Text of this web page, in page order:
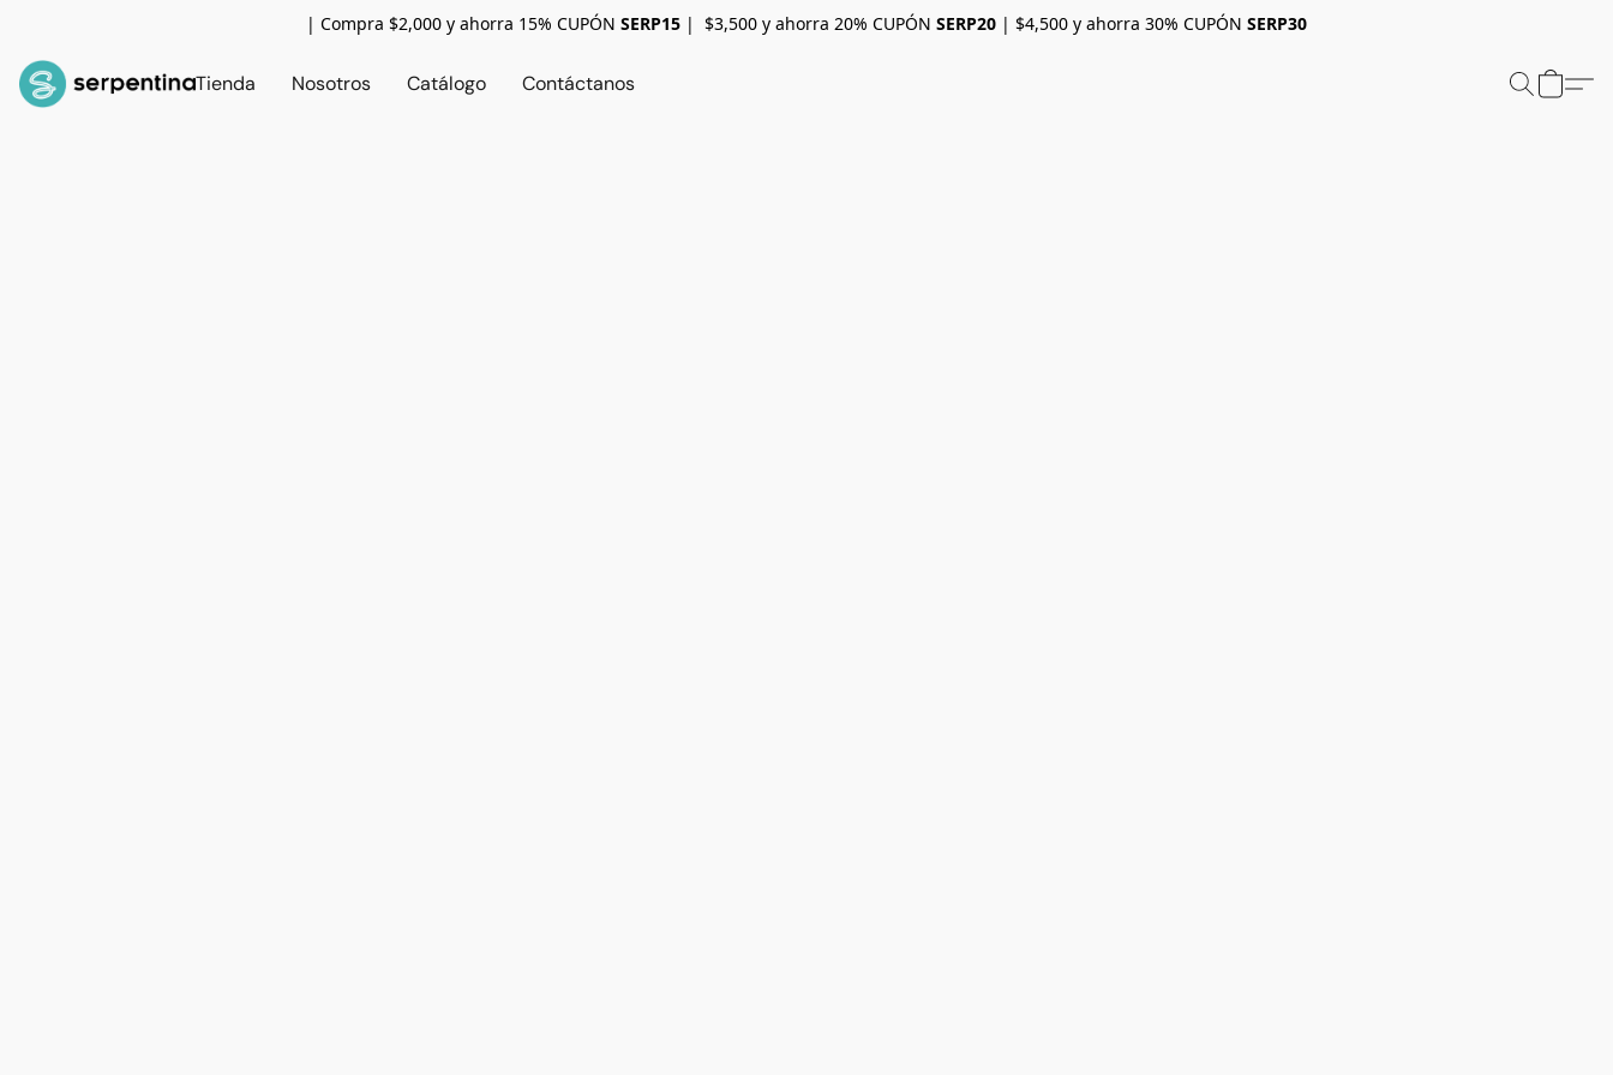
| Compra $2,000 y ahorra 15% CUPÓN SERP15 | $3,500 y ahorra 20% CUPÓN SERP20 | $4,500 y ahorra 30% CUPÓN SERP30
Tienda Nosotros Catálogo Contáctanos